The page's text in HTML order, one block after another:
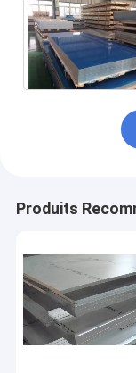
Produits